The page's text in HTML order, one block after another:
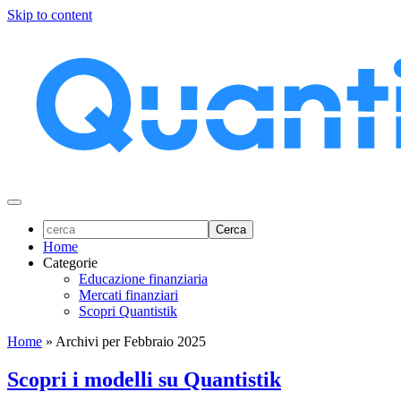
Skip to content
Home
Categorie
Educazione finanziaria
Mercati finanziari
Scopri Quantistik
Home » Archivi per Febbraio 2025
Scopri i modelli su Quantistik